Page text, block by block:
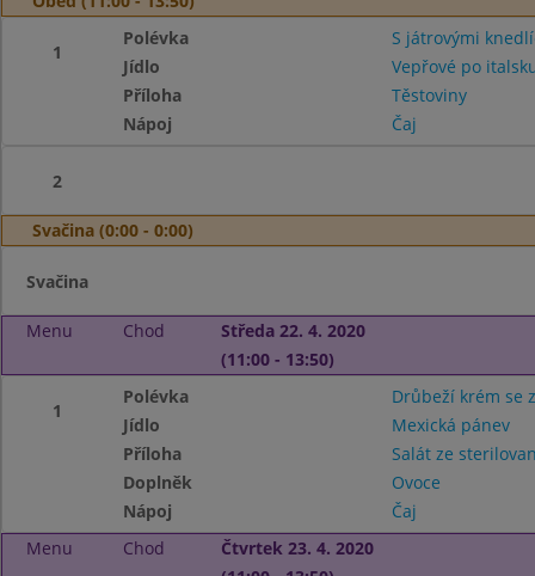
1
Polévka
S játrovými
Jídlo
Vepřové po
Příloha
Těstoviny
Nápoj
Čaj
2
Svačina (0:00 - 0:00)
Svačina
Menu Chod
Středa 22. 4. 2020
(11:00 - 13:50)
1
Polévka
Drůbeží krém se
Jídlo
Mexická pánev
Příloha
Salát ze
Doplněk
Ovoce
Nápoj
Čaj
Menu
Chod
Čtvrtek 23. 4. 2020